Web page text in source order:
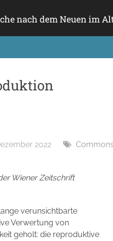
nach dem Neuen im
2022 Commons
Wiener Zeitschrift
verunsichtbarte
Verwertung von
geholt: die reproduktive